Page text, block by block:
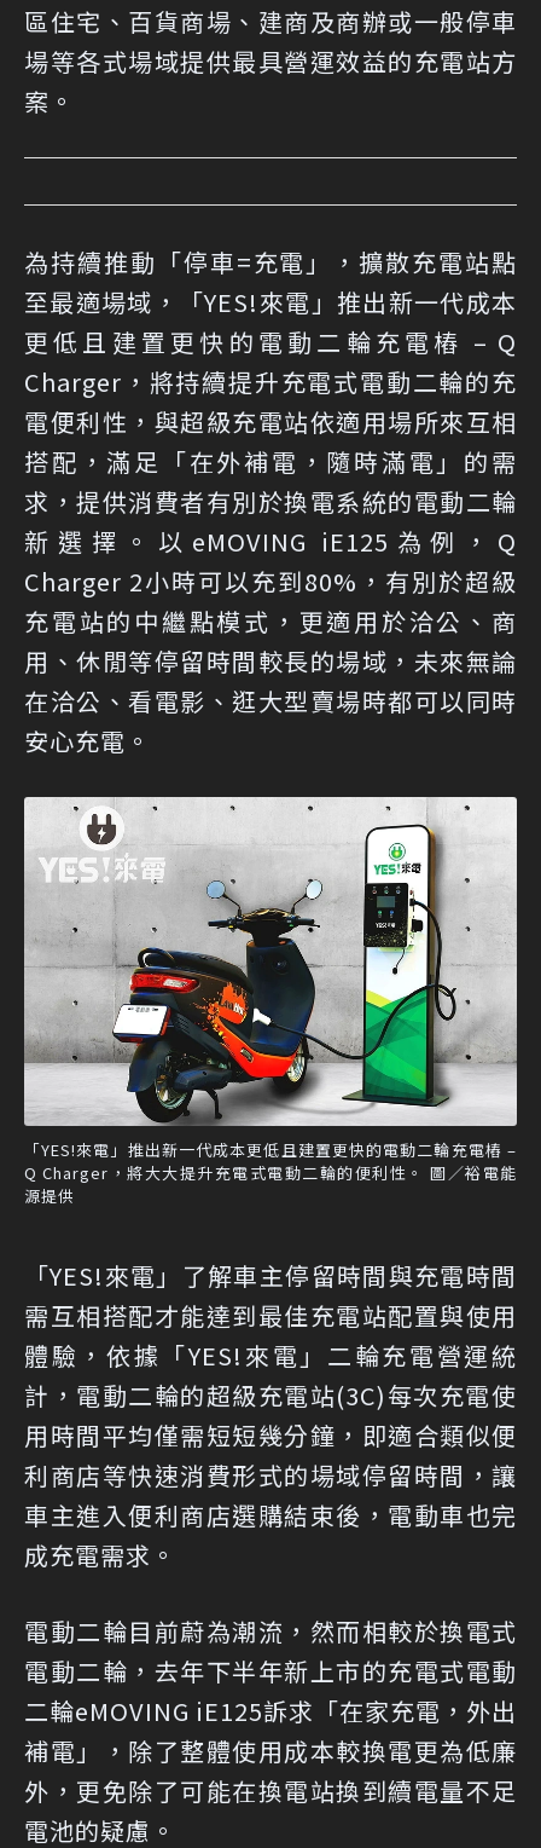
區住宅、百貨商場、建商及商辦或一般停車
場等各式場域提供最具營運效益的充電站方
案。
為持續推動「停車=充電」，擴散充電站點
至最適場域，「YES!來電」推出新一代成本
更低且建置更快的電動二輪充電樁 – Q
Charger，將持續提升充電式電動二輪的充
電便利性，與超級充電站依適用場所來互相
搭配，滿足「在外補電，隨時滿電」的需
求，提供消費者有別於換電系統的電動二輪
新選擇。以eMOVING iE125為例，Q
Charger 2小時可以充到80%，有別於超級
充電站的中繼點模式，更適用於洽公、商
用、休閒等停留時間較長的場域，未來無論
在洽公、看電影、逛大型賣場時都可以同時
安心充電。
「YES!來電」推出新一代成本更低且建置更快的電動二輪充電樁 –
Q Charger，將大大提升充電式電動二輪的便利性。 圖／裕電能
源提供
「YES!來電」了解車主停留時間與充電時間
需互相搭配才能達到最佳充電站配置與使用
體驗，依據「YES!來電」二輪充電營運統
計，電動二輪的超級充電站(3C)每次充電使
用時間平均僅需短短幾分鐘，即適合類似便
利商店等快速消費形式的場域停留時間，讓
車主進入便利商店選購結束後，電動車也完
成充電需求。
電動二輪目前蔚為潮流，然而相較於換電式
電動二輪，去年下半年新上市的充電式電動
二輪eMOVING iE125訴求「在家充電，外出
補電」，除了整體使用成本較換電更為低廉
外，更免除了可能在換電站換到續電量不足
電池的疑慮。